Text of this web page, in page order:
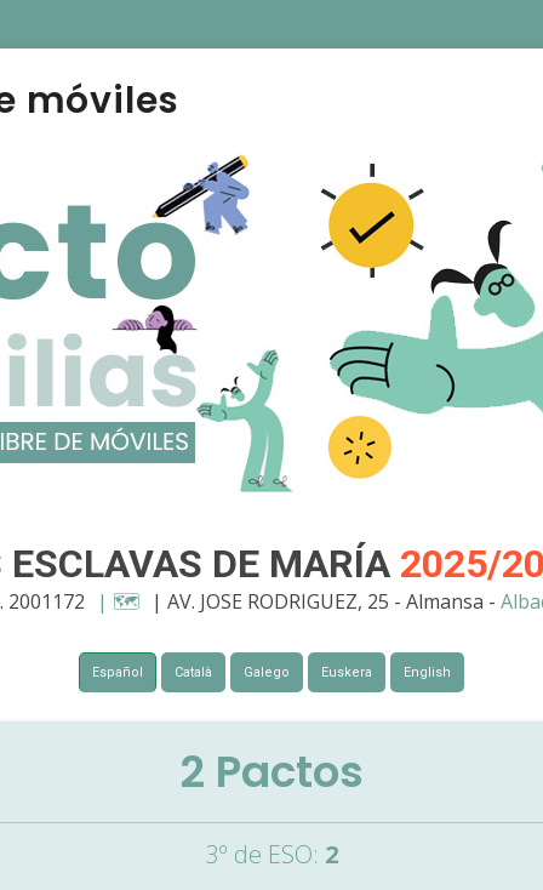
móviles
ESCLAVAS DE MARÍA 2025/
2001172 | 🗺️ | AV. JOSE RODRIGUEZ, 25 - Almansa -
Español Català Galego Euskera English
2 Pactos
3º de ESO: 2